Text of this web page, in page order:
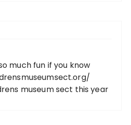
much fun if you know
museum sect this year